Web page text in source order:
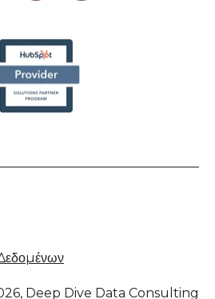
Deep Dive Data Consulting